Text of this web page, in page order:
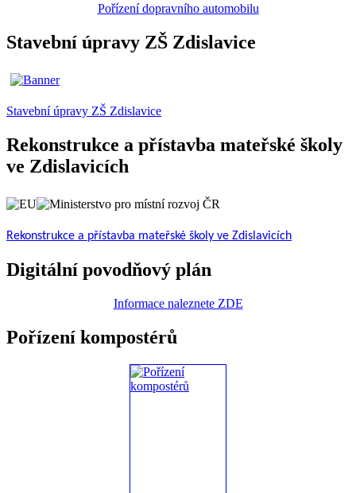
Pořízení dopravního automobilu
Stavební úpravy ZŠ Zdislavice
Stavební úpravy ZŠ Zdislavice
Rekonstrukce a přístavba mateřské školy
ve Zdislavicích
Rekonstrukce a přístavba mateřské školy ve Zdislavicích
Digitální povodňový plán
Informace naleznete ZDE
Pořízení kompostérů